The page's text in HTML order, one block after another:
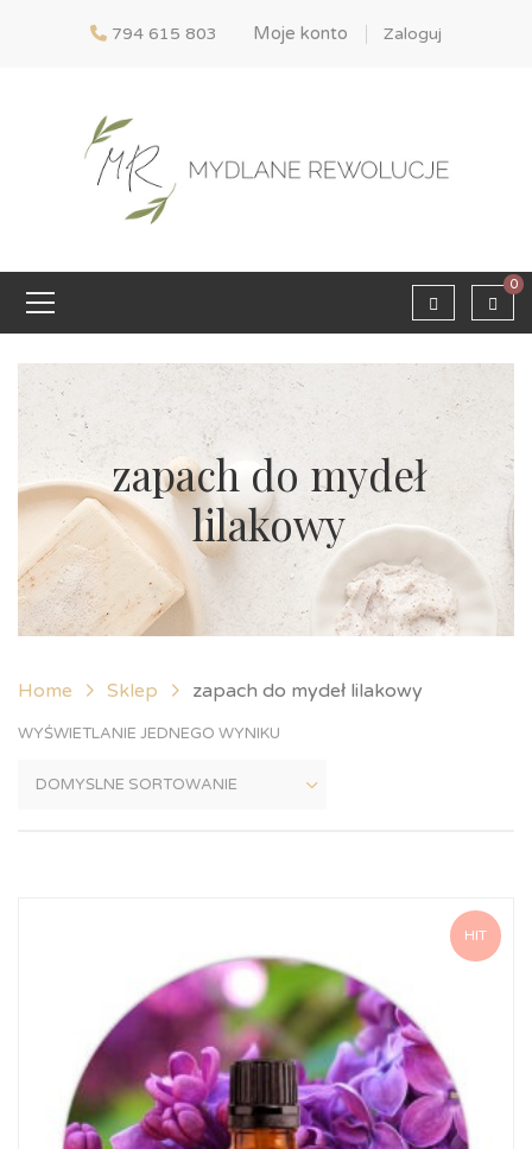
794 615 803 Moje konto Zaloguj
0
zapach do mydeł
lilakowy
Home Sklep zapach do mydeł lilakowy
WYŚWIETLANIE JEDNEGO WYNIKU
HIT